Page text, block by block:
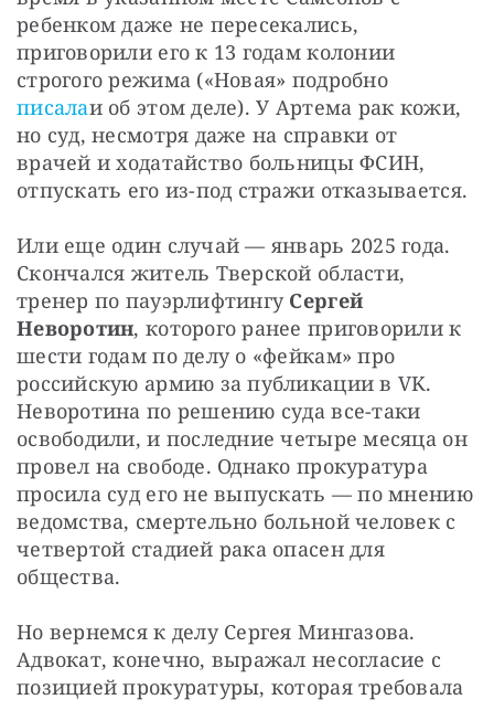
ребенком даже не пересекались,
приговорили его к 13 годам колонии
строгого режима («Новая» подробно
писалаи об этом деле). У Артема рак кожи,
но суд, несмотря даже на справки от
врачей и ходатайство больницы ФСИН,
отпускать его из-под стражи отказывается.
Или еще один случай — январь 2025 года.
Скончался житель Тверской области,
тренер по пауэрлифтингу Сергей
Неворотин, которого ранее приговорили к
шести годам по делу о «фейкам» про
российскую армию за публикации в VK.
Неворотина по решению суда все-таки
освободили, и последние четыре месяца он
провел на свободе. Однако прокуратура
просила суд его не выпускать — по мнению
ведомства, смертельно больной человек с
четвертой стадией рака опасен для
общества.
Но вернемся к делу Сергея Мингазова.
Адвокат, конечно, выражал несогласие с
позицией прокуратуры, которая требовала